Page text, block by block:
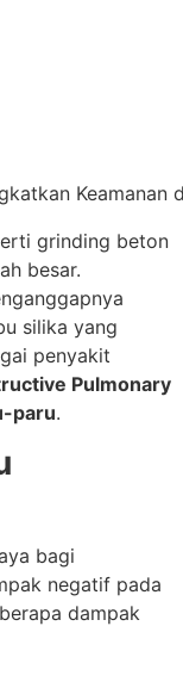
grinding beton
besar.
silika yang
penyakit
Pulmonary
paru.
bagi
negatif pada
dampak